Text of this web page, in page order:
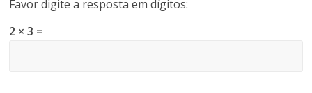
Favor digite a resposta em dígitos:
2 × 3 =